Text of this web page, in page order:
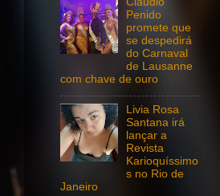
Penido
promete que
se despedirá
do Carnaval
de Lausanne
com chave de ouro
Livia Rosa
Santana irá
lançar a
Revista
Karioquíssimo
s no Rio de
Janeiro